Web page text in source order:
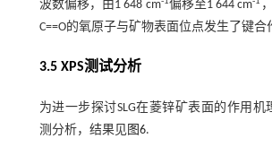
波数偏移，由1 648 cm
偏移至1 644 cm
C==O的氧原子与矿物表面位点发生了键合
3.5 XPS测试分析
为进一步探讨SLG在菱锌矿表面的作用机
测分析，结果见图6.